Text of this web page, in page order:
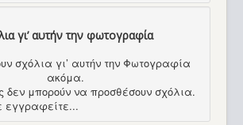
γι’ αυτήν την φωτογραφία
σχόλια γι’ αυτήν την Φωτογραφία
ακόμα.
δεν μπορούν να προσθέσουν σχόλια.